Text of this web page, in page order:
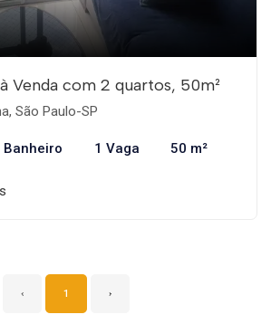
Venda com 2 quartos, 50m²
São Paulo-SP
Banheiro 1 Vaga 50 m²
‹ 1 ›